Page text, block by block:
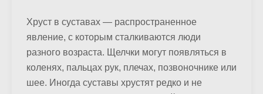
Хруст в суставах — распространенное
явление, с которым сталкиваются люди
разного возраста. Щелчки могут появляться в
коленях, пальцах рук, плечах, позвоночнике или
шее. Иногда суставы хрустят редко и не